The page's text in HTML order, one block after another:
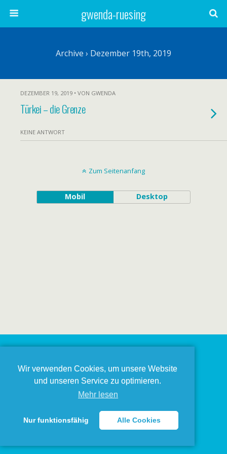
Wir verwenden Cookies, um unsere Website
und unseren Service zu optimieren.
Mehr lesen
Nur funktionsfähig Alle Cookies
gwenda-ruesing
Archive › Dezember 19th, 2019
DEZEMBER 19, 2019 • VON GWENDA
Türkei – die Grenze
KEINE ANTWORT
Zum Seitenanfang
Mobil Desktop